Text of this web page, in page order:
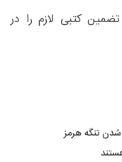
کتبی لازم را در
تنگه هرمز